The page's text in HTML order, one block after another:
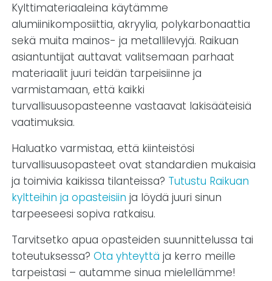
Kylttimateriaaleina käytämme
alumiinikomposiittia, akryylia, polykarbonaattia
sekä muita mainos- ja metallilevyjä. Raikuan
asiantuntijat auttavat valitsemaan parhaat
materiaalit juuri teidän tarpeisiinne ja
varmistamaan, että kaikki
turvallisuusopasteenne vastaavat lakisääteisiä
vaatimuksia.
Haluatko varmistaa, että kiinteistösi
turvallisuusopasteet ovat standardien mukaisia
ja toimivia kaikissa tilanteissa? Tutustu Raikuan
kyltteihin ja opasteisiin ja löydä juuri sinun
tarpeeseesi sopiva ratkaisu.
Tarvitsetko apua opasteiden suunnittelussa tai
toteutuksessa?Ota yhteyttä ja kerro meille
tarpeistasi – autamme sinua mielellämme!